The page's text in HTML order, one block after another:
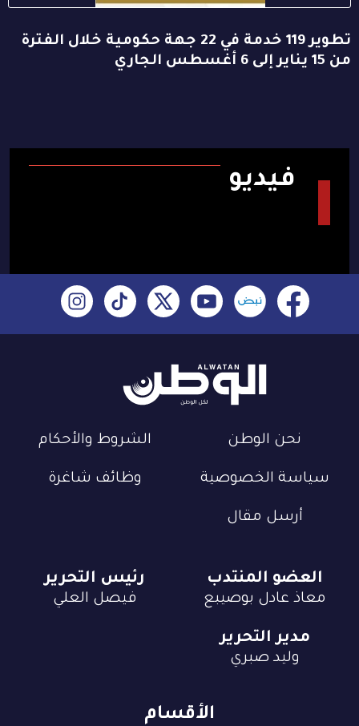
تطوير 119 خدمة في 22 جهة حكومية خلال الفترة
من 15 يناير إلى 6 أغسطس الجاري
فيديو
نحن الوطن الشروط والأحكام
سياسة الخصوصية وظائف شاغرة
أرسل مقال
الأقسام
العضو المنتدب
معاذ عادل بوصيبع
رئيس التحرير
فيصل العلي
مدير التحرير
وليد صبري